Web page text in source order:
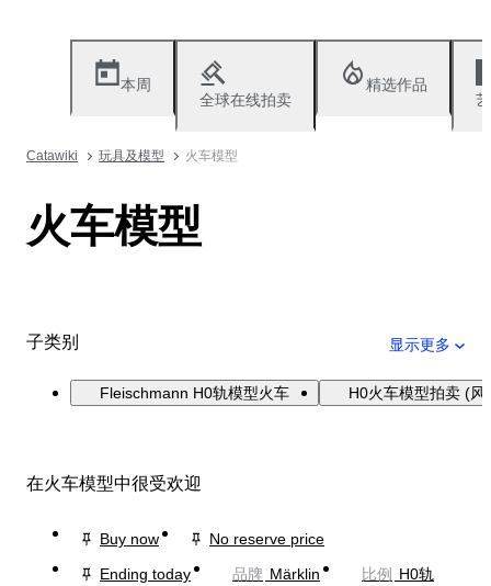
本周
全球在线拍卖
精选作品
Catawiki 玩具及模型 火车模型
火车模型
子类别 显示更多
Fleischmann H0轨模型火车 H0火车模型拍卖 (风
在火车模型中很受欢迎
Buy now
No reserve price
Ending today
品牌 Märklin 比例
H0轨